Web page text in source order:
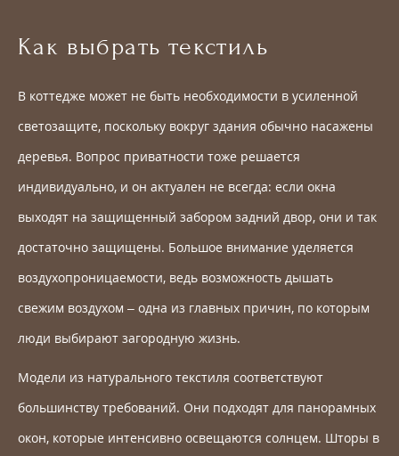
Как выбрать текстиль
В коттедже может не быть необходимости в усиленной
светозащите, поскольку вокруг здания обычно насажены
деревья. Вопрос приватности тоже решается
индивидуально, и он актуален не всегда: если окна
выходят на защищенный забором задний двор, они и так
достаточно защищены. Большое внимание уделяется
воздухопроницаемости, ведь возможность дышать
свежим воздухом – одна из главных причин, по которым
люди выбирают загородную жизнь.
Модели из натурального текстиля соответствуют
большинству требований. Они подходят для панорамных
окон, которые интенсивно освещаются солнцем. Шторы в